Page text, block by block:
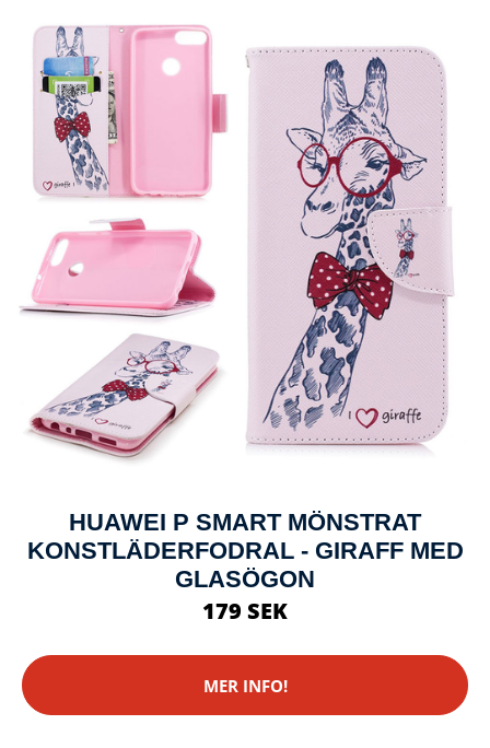
HUAWEI P SMART MÖNSTRAT
KONSTLÄDERFODRAL - GIRAFF MED
GLASÖGON
179 SEK
MER INFO!